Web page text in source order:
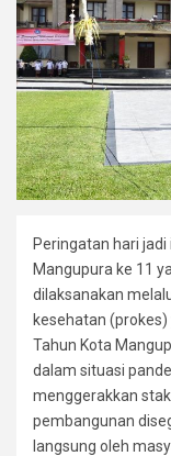
Peringatan hari
Mangupura ke 11
dilaksanakan
kesehatan
Tahun Kota
dalam situasi
menggerakkan
pembangunan
langsung oleh